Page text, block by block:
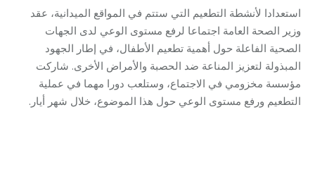
استعدادا لأنشطة التطعيم التي ستتم في المواقع الميدانية، عقد
وزير الصحة العامة اجتماعا لرفع مستوى الوعي لدى الجهات
الصحية الفاعلة حول أهمية تطعيم الأطفال، في إطار الجهود
المبذولة لتعزيز المناعة ضد الحصبة والأمراض الأخرى. شاركت
مؤسسة مخزومي في الاجتماع، وستلعب دورا مهما في عملية
التطعيم ورفع مستوى الوعي حول هذا الموضوع، خلال شهر أيار.